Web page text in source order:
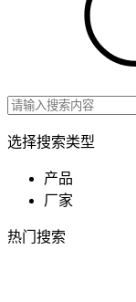
选择搜索类型
产品
厂家
热门搜索